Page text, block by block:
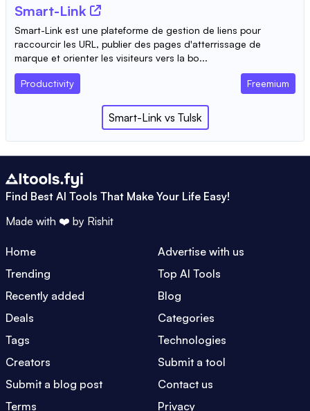
Smart-Link
Smart-Link est une plateforme de gestion de liens pour
raccourcir les URL, publier des pages d'atterrissage de
marque et orienter les visiteurs vers la bo...
Productivity Freemium
Smart-Link vs Tulsk
Find Best AI Tools That Make Your Life Easy!
Made with ❤️ by Rishit
Home
Advertise with us
Trending
Top AI Tools
Recently added
Blog
Deals
Categories
Tags
Technologies
Creators
Submit a tool
Submit a blog post
Contact us
Terms
Privacy